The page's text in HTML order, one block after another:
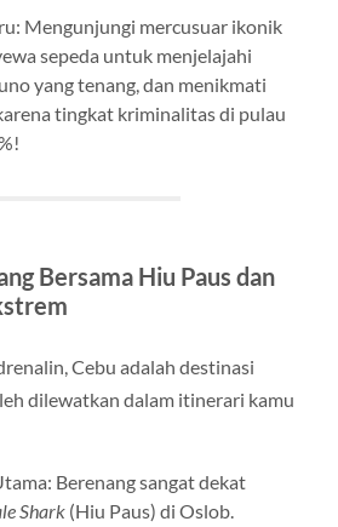
Mengunjungi mercusuar ikonik
sepeda untuk menjelajahi
yang tenang, dan menikmati
tingkat kriminalitas di pulau
Bersama Hiu Paus dan
Cebu adalah destinasi
dilewatkan dalam itinerari kamu
Berenang sangat dekat
Shark(Hiu Paus) di Oslob.